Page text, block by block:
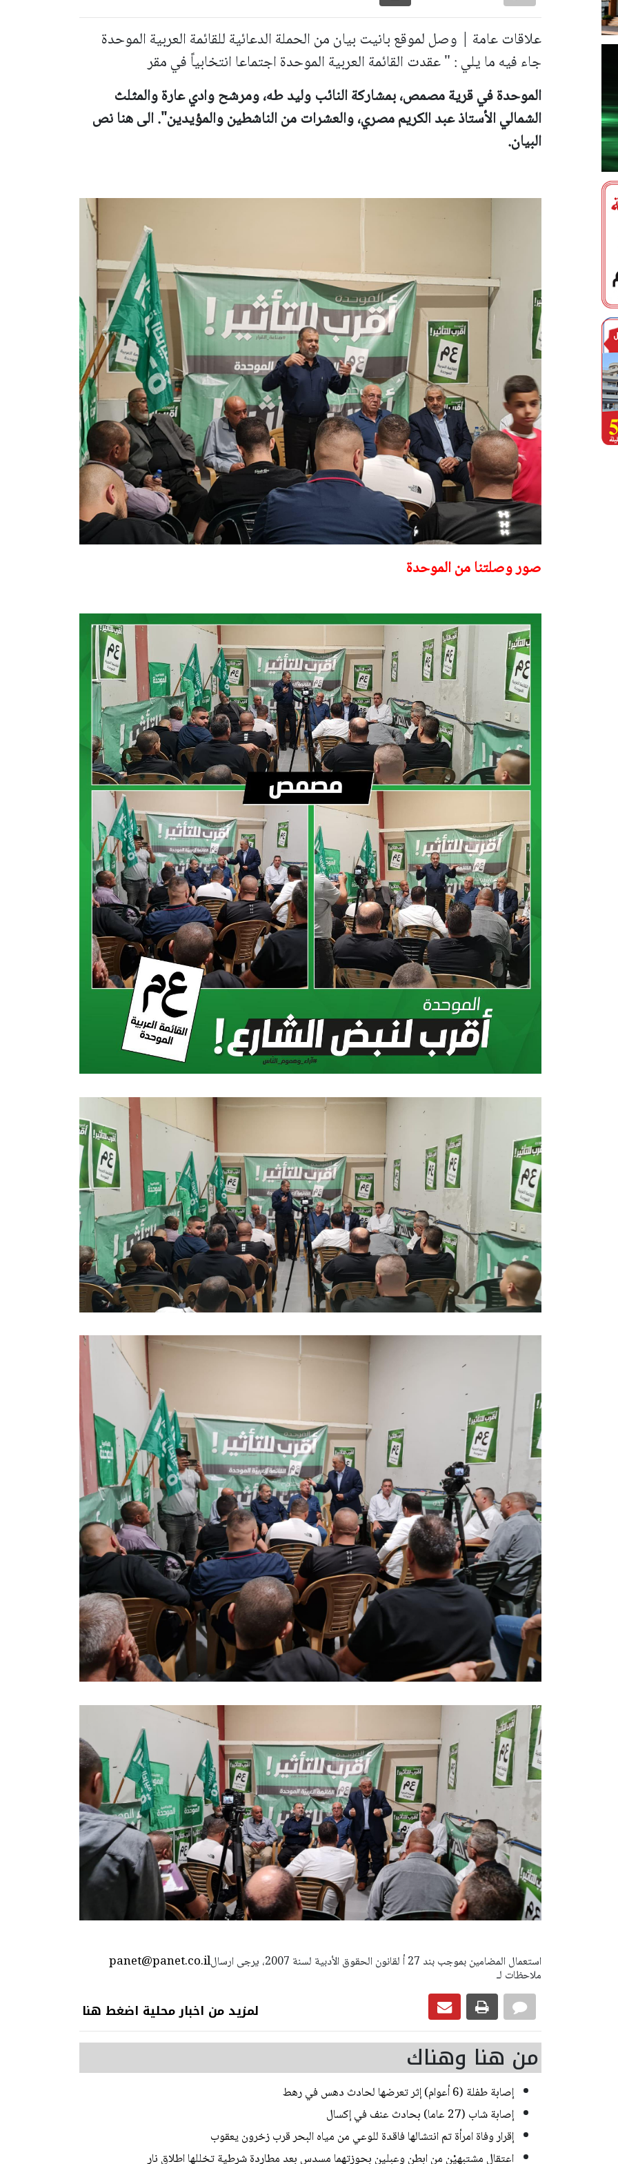
علاقات عامة | وصل لموقع بانيت بيان من الحملة الدعائية للقائمة العربية الموحدة
جاء فيه ما يلي : " عقدت القائمة العربية الموحدة اجتماعا انتخابياً في مقر
الموحدة في قرية مصمص، بمشاركة النائب وليد طه، ومرشح وادي عارة والمثلث
الشمالي الأستاذ عبد الكريم مصري، والعشرات من الناشطين والمؤيدين". الى هنا نص
البيان.
صور وصلتنا من الموحدة
panet@panet.co.ilاستعمال المضامين بموجب بند 27 أ لقانون الحقوق الأدبية لسنة 2007، يرجى ارسال
ملاحظات لـ
لمزيد من اخبار محلية اضغط هنا
من هنا وهناك
إصابة طفلة (6 أعوام) إثر تعرضها لحادث دهس في رهط
إصابة شاب (27 عاما) بحادث عنف في إكسال
إقرار وفاة امرأة تم انتشالها فاقدة للوعي من مياه البحر قرب زخرون يعقوب
اعتقال مشتبهيْن من ابطن وعبلين بحوزتهما مسدس بعد مطاردة شرطية تخللها اطلاق نار